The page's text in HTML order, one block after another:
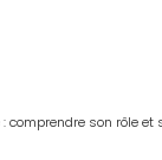
comprendre son rôle et